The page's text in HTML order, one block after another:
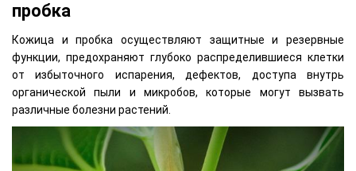
пробка
Кожица и пробка осуществляют защитные и резервные
функции, предохраняют глубоко распределившиеся клетки
от избыточного испарения, дефектов, доступа внутрь
органической пыли и микробов, которые могут вызвать
различные болезни растений.